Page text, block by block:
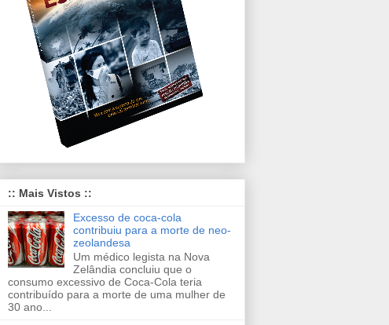
:: Mais Vistos ::
Excesso de coca-cola
contribuiu para a morte de neo-
zeolandesa
Um médico legista na Nova
Zelândia concluiu que o
consumo excessivo de Coca-Cola teria
contribuído para a morte de uma mulher de
30 ano...